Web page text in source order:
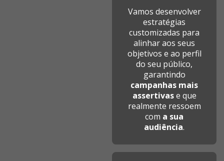
Vamos desenvolver
estratégias
customizadas para
alinhar aos seus
objetivos e ao perfil
do seu público,
garantindo
campanhas mais
assertivase que
realmente ressoem
com a sua
audiência.